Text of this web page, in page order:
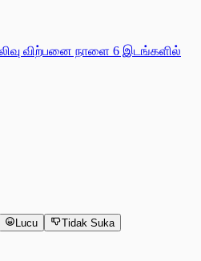
Lucu Tidak Suka